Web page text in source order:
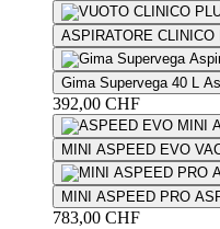
variants.
The
options
may
be
chosen
on
the
product
page
ASPIRATORE CLINICO
Gima Supervega 40 L
392,00 CHF
MINI ASPEED EVO
MINI ASPEED PRO
783,00 CHF